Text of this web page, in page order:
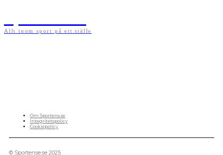
Allt inom sport på ett ställe
Om Sportens.se
Integritetspolicy
Cookiepolicy
© Sportense.se 2025